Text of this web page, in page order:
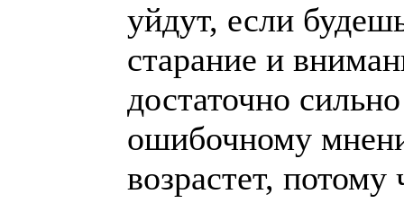
уйдут, если
старание и
достаточно
ошибочному
возрастет,